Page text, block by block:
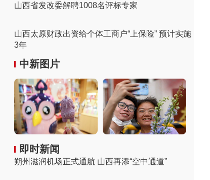
山西省发改委解聘1008名评标专家
山西太原财政出资给个体工商户“上保险” 预计实施
3年
中新图片
即时新闻
朔州滋润机场正式通航 山西再添“空中通道”